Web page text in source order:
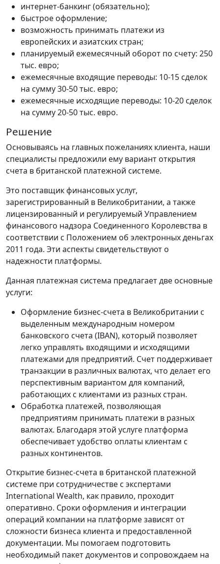
интернет-банкинг (обязательно);
быстрое оформление;
возможность принимать платежи из
европейских и азиатских стран;
планируемый ежемесячный оборот по счету: 250
тыс. евро;
ежемесячные входящие переводы: 10-15 сделок
на сумму 30-50 тыс. евро;
ежемесячные исходящие переводы: 10-20 сделок
на сумму 20-50 тыс. евро.
Решение
Основываясь на главных пожеланиях клиента, наши
специалисты предложили ему вариант открытия
счета в британской платежной системе.
Это поставщик финансовых услуг,
зарегистрированный в Великобритании, а также
лицензированный и регулируемый Управлением
финансового надзора Соединенного Королевства в
соответствии с Положением об электронных деньгах
2011 года. Эти аспекты свидетельствуют о
надежности платформы.
Данная платежная система предлагает две основные
услуги:
Оформление бизнес-счета в Великобритании с
выделенным международным номером
банковского счета (IBAN), который позволяет
легко управлять входящими и исходящими
платежами для предприятий. Счет поддерживает
транзакции в различных валютах, что делает его
перспективным вариантом для компаний,
работающих с клиентами из разных стран.
Обработка платежей, позволяющая
предприятиям принимать платежи в разных
валютах. Благодаря этой услуге платформа
обеспечивает удобство оплаты клиентам с
разных континентов.
Открытие бизнес-счета в британской платежной
системе при сотрудничестве с экспертами
International Wealth, как правило, проходит
оперативно. Сроки оформления и интеграции
операций компании на платформе зависят от
сложности бизнеса клиента и предоставленной
документации. Мы помогаем подготовить
необходимый пакет документов и сопровождаем на